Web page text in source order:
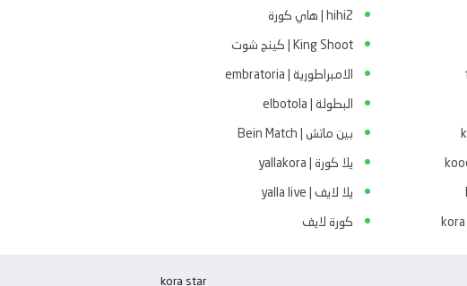
hihi2 | هاي كورة
King Shoot | كينج شوت
الامبراطورية | embratoria
البطولة | elbotola
بين ماتش | Bein Match
يلا كورة | yallakora
يلا لايف | yalla live
كورة لايف
kora star